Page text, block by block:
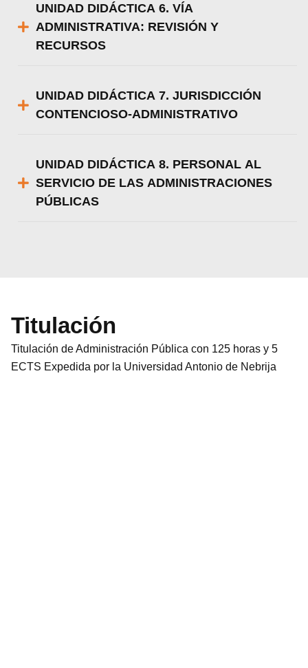
UNIDAD DIDÁCTICA 6. VÍA
ADMINISTRATIVA: REVISIÓN Y
RECURSOS
UNIDAD DIDÁCTICA 7. JURISDICCIÓN
CONTENCIOSO-ADMINISTRATIVO
UNIDAD DIDÁCTICA 8. PERSONAL AL
SERVICIO DE LAS ADMINISTRACIONES
PÚBLICAS
Titulación
Titulación de Administración Pública con 125 horas y 5
ECTS Expedida por la Universidad Antonio de Nebrija